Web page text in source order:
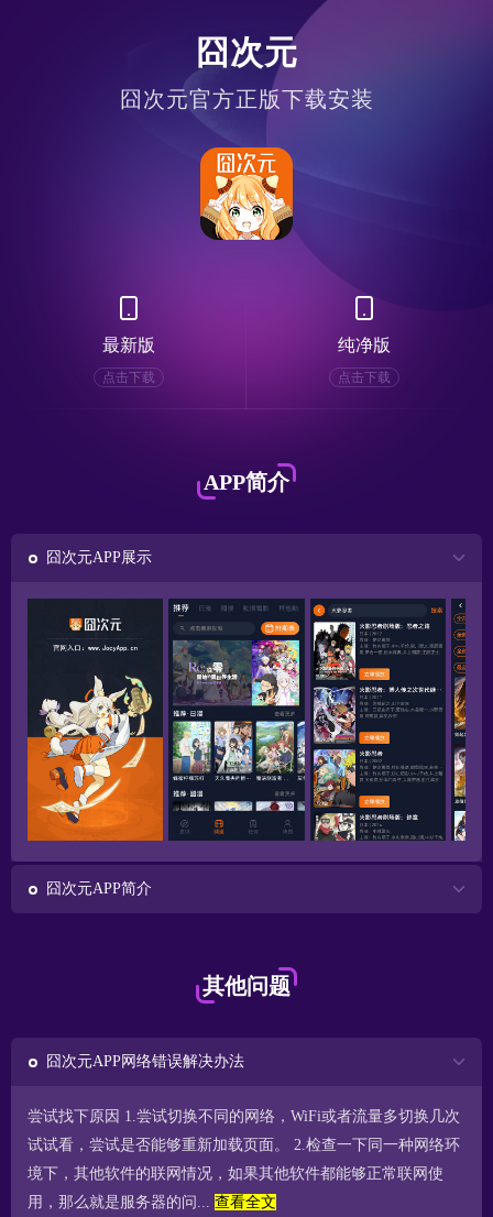
囧次元
囧次元官方正版下载安装
最新版
点击下载
纯净版
点击下载
APP简介
囧次元APP展示
囧次元APP简介
其他问题
囧次元APP网络错误解决办法
尝试找下原因 1.尝试切换不同的网络，WiFi或者流量多切换几次
试试看，尝试是否能够重新加载页面。 2.检查一下同一种网络环
境下，其他软件的联网情况，如果其他软件都能够正常联网使
用，那么就是服务器的问... 查看全文